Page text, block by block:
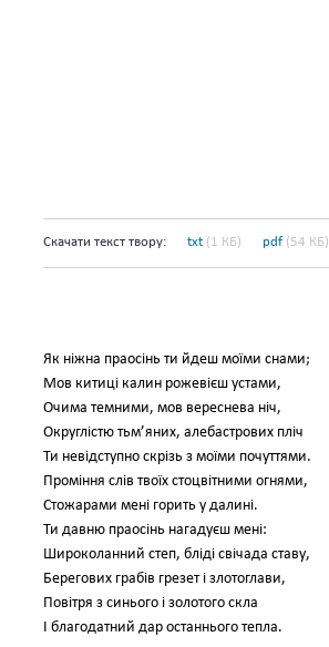
Скачати текст твору: txt (1 КБ) pdf (54 КБ)
Як ніжна праосінь ти йдеш моїми снами;
Мов китиці калин рожевієш устами,
Очима темними, мов вереснева ніч,
Округлістю тьм’яних, алебастрових пліч
Ти невідступно скрізь з моїми почуттями.
Проміння слів твоїх стоцвітними огнями,
Стожарами мені горить у далині.
Ти давню праосінь нагадуєш мені:
Широколанний степ, бліді свічада ставу,
Берегових грабів грезет і злотоглави,
Повітря з синього і золотого скла
І благодатний дар останнього тепла.